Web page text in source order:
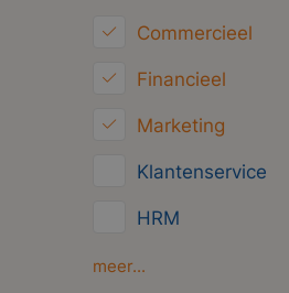
Commercieel
Financieel
Marketing
Klantenservice
HRM
Inkoop/Logistiek
meer...